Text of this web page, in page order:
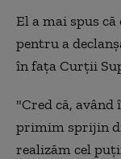
El a mai spus
pentru a
în faţa Curţii
"Cred că, având
primim sprijin
realizăm cel